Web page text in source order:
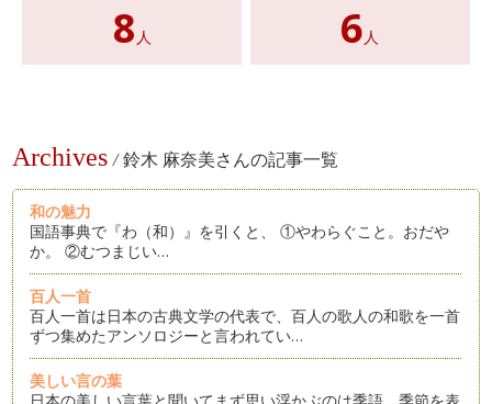
8 人 6人
Archives / 鈴木 麻奈美さんの記事一覧
和の魅力
国語事典で『わ（和）』を引くと、 ①やわらぐこと。おだや
か。 ②むつまじい…
百人一首
百人一首は日本の古典文学の代表で、百人の歌人の和歌を一首
ずつ集めたアンソロジーと言われてい…
美しい言の葉